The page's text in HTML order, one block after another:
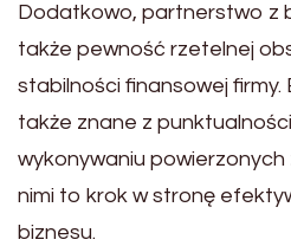
Dodatkowo, partnerstwo z
także pewność rzetelnej
stabilności finansowej firmy.
także znane z
wykonywaniu powierzonych
nimi to krok w stronę
biznesu.